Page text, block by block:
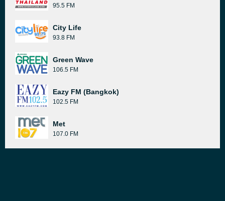
95.5 FM
City Life
93.8 FM
Green Wave
106.5 FM
Eazy FM (Bangkok)
102.5 FM
Met
107.0 FM